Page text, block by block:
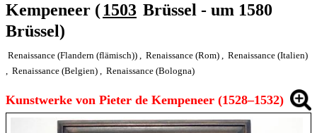
Kempeneer (1503 Brüssel - um 1580
Brüssel)
Renaissance (Flandern (flämisch)) , Renaissance (Rom) , Renaissance (Italien)
, Renaissance (Belgien) , Renaissance (Bologna)
Kunstwerke von Pieter de Kempeneer (1528–1532)